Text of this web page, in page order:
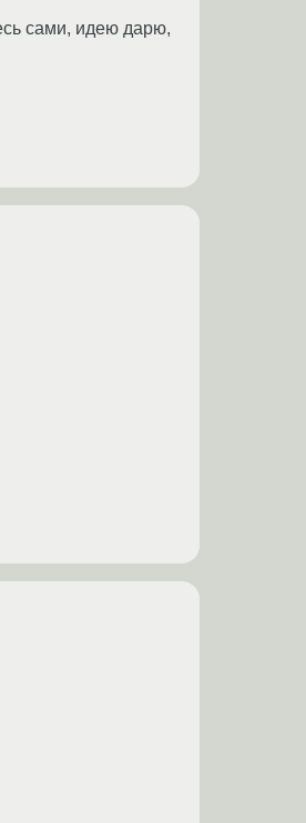
сами, идею дарю,